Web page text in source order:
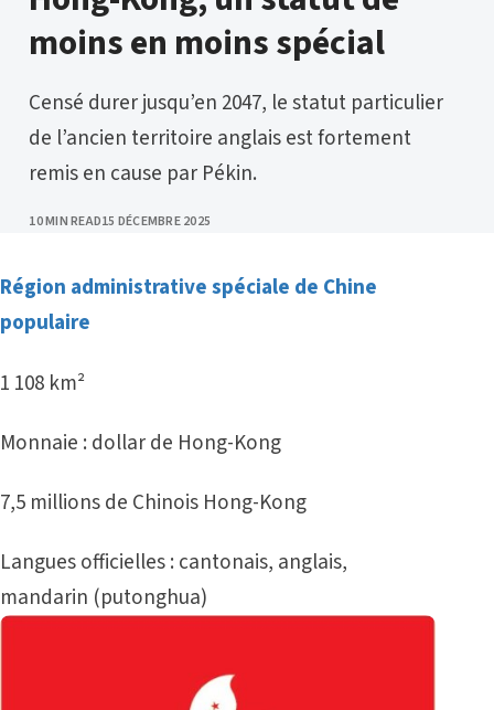
moins en moins spécial
Censé durer jusqu’en 2047, le statut particulier
de l’ancien territoire anglais est fortement
remis en cause par Pékin.
10 MIN READPUBLISHED
15 DÉCEMBRE 2025
Région administrative spéciale de Chine
populaire
1 108 km²
Monnaie : dollar de Hong-Kong
7,5 millions de Chinois Hong-Kong
Langues officielles : cantonais, anglais,
mandarin (putonghua)